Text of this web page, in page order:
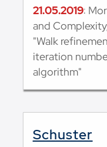
21.05.2019:
and
"Walk
iteration
algorithm"
Schuster